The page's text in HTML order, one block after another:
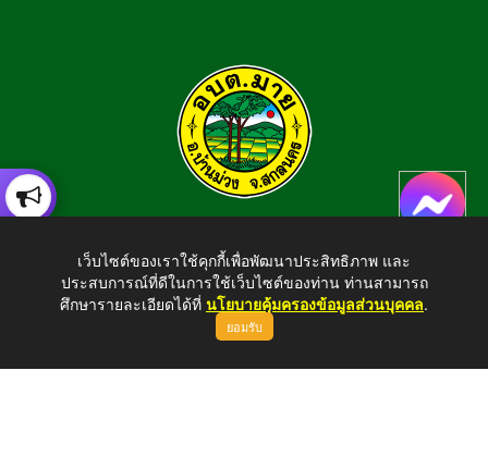
อำเภอบ้านม่วง จังหวัดสกลนคร สอบถามข้อมูลโทร 042-794924
E-mail : tambonmai275@gmail.com
เว็บไซต์ของเราใช้คุกกี้เพื่อพัฒนาประสิทธิภาพ และ
ประสบการณ์ที่ดีในการใช้เว็บไซต์ของท่าน ท่านสามารถ
ศึกษารายละเอียดได้ที่ นโยบายคุ้มครองข้อมูลส่วนบุคคล.
ยอมรับ